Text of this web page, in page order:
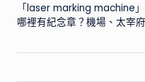
「 laser marking machine
哪裡有紀念章？機場、太宰